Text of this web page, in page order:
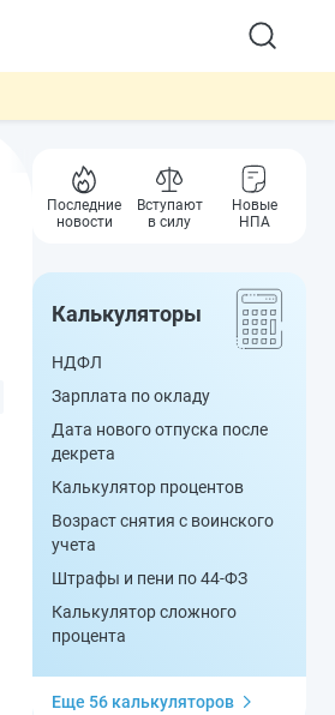
Последние
новости
Вступают
в силу
Новые
НПА
Калькуляторы
НДФЛ
Зарплата по окладу
Дата нового отпуска после
декрета
Калькулятор процентов
Возраст снятия с воинского
учета
Штрафы и пени по 44-ФЗ
Калькулятор сложного
процента
Еще 56 калькуляторов